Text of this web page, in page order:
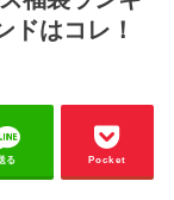
ドはコレ！
る Pocket